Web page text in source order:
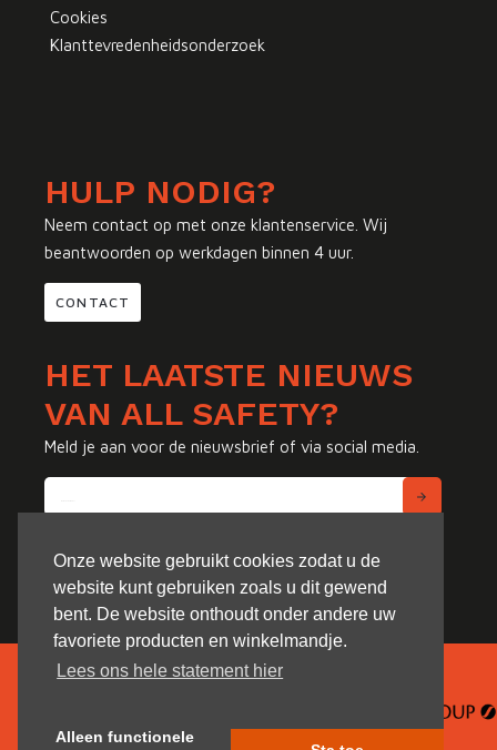
Onze website gebruikt cookies zodat u de
website kunt gebruiken zoals u dit gewend
bent. De website onthoudt onder andere uw
favoriete producten en winkelmandje.
Lees ons hele statement hier
Alleen functionele
Cookies
Klanttevredenheidsonderzoek
HULP NODIG?
Neem contact op met onze klantenservice. Wij
beantwoorden op werkdagen binnen 4 uur.
CONTACT
HET LAATSTE NIEUWS
VAN ALL SAFETY?
Meld je aan voor de nieuwsbrief of via social media.